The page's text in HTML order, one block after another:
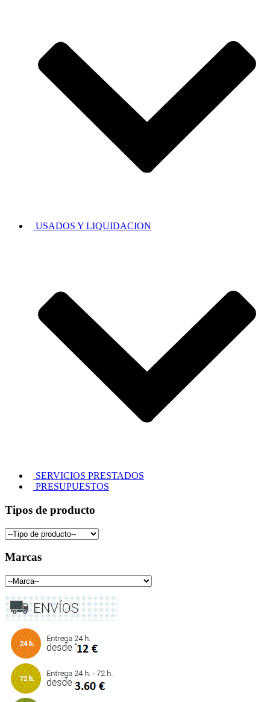
USADOS Y LIQUIDACION
SERVICIOS PRESTADOS
PRESUPUESTOS
Tipos de producto
Marcas